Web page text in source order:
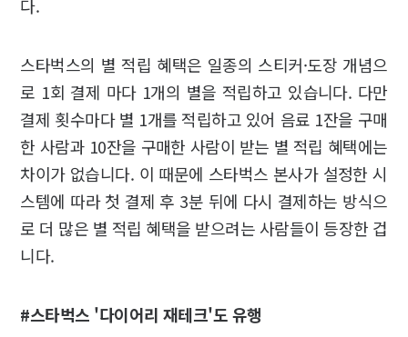
다.
스타벅스의 별 적립 혜택은 일종의 스티커·도장 개념으
로 1회 결제 마다 1개의 별을 적립하고 있습니다. 다만
결제 횟수마다 별 1개를 적립하고 있어 음료 1잔을 구매
한 사람과 10잔을 구매한 사람이 받는 별 적립 혜택에는
차이가 없습니다. 이 때문에 스타벅스 본사가 설정한 시
스템에 따라 첫 결제 후 3분 뒤에 다시 결제하는 방식으
로 더 많은 별 적립 혜택을 받으려는 사람들이 등장한 겁
니다.
#스타벅스 '다이어리 재테크'도 유행